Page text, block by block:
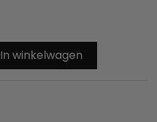
In winkelwagen